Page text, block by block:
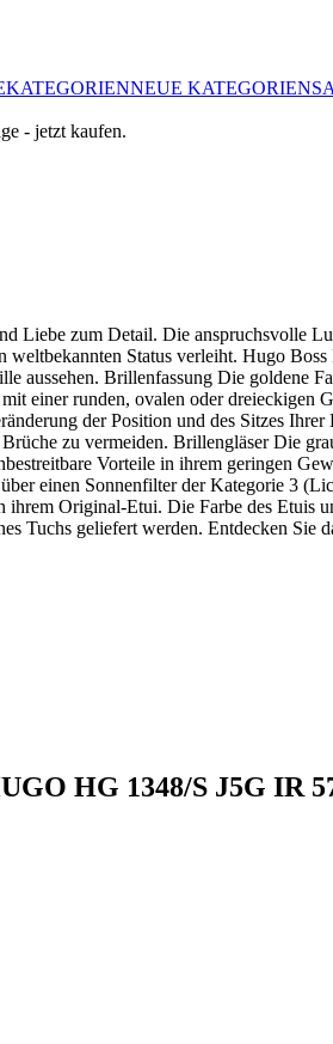
KATEGORIENNEUE KATEGORIEN
Liebe zum Detail. Die anspruchsvolle
Status verleiht. Hugo
Brillenfassung Die goldene
einer runden, ovalen oder dreieckigen
der Position und des Sitzes
zu vermeiden. Brillengläser Die
Vorteile in ihrem geringen
einen Sonnenfilter der Kategorie 3
Original-Etui. Die Farbe des Etuis
Tuchs geliefert werden. Entdecken Sie
HG 1348/S J5G IR